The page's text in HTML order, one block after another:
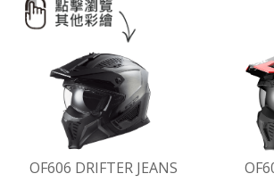
OF606 DRIFTER JEANS